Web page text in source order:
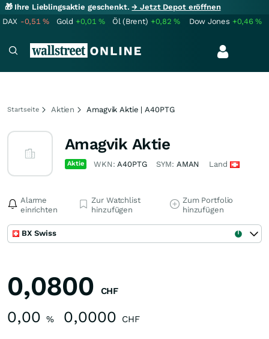
🎁 Ihre Lieblingsaktie geschenkt.→ Jetzt Depot eröffnen
DAX -0,51% Gold +0,01% Öl (Brent) +0,82% Dow Jones +0,46%
Startseite Aktien Amagvik Aktie | A40PTG
Amagvik Aktie
Aktie WKN:A40PTG SYM: AMAN Land
Alarme
einrichten
Zur Watchlist
hinzufügen
Zum Portfolio
hinzufügen
BX Swiss
0,0800 CHF
0,00 % 0,0000 CHF